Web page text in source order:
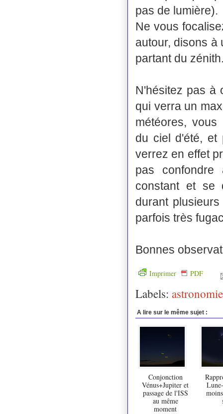
pas de lumière).
Ne vous
autour, disons à
partant du
N'hésitez pas à
qui verra un
météores, vous
du ciel d'été,
verrez en effet
pas
constant et se
durant
parfois très
Bonnes
Imprimer PDF
Labels: astronomie
A lire sur le même sujet :
Conjonction
Vénus+Jupiter et
passage de l'ISS
au même
moment